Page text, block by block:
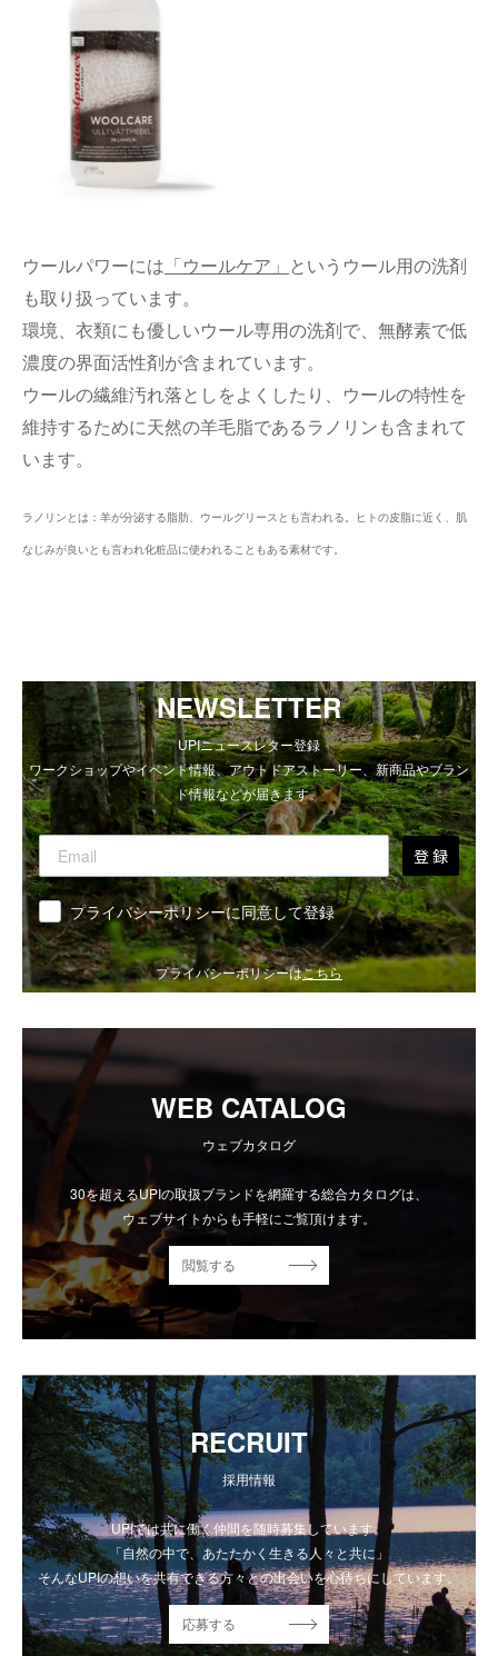
ウールパワーには 「ウールケア」 というウール用の洗剤
も取り扱っています。
環境、衣類にも優しいウール専用の洗剤で、無酵素で低
濃度の界面活性剤が含まれています。
ウールの繊維汚れ落としをよくしたり、ウールの特性を
維持するために天然の羊毛脂であるラノリンも含まれて
います。
ラノリンとは：羊が分泌する脂肪、ウールグリースとも言われる。ヒトの皮脂に近く、肌
なじみが良いとも言われ化粧品に使われることもある素材です。
NEWSLETTER
UPIニュースレター登録
ワークショップやイベント情報、アウトドアストーリー、新商品やブラン
ド情報などが届きます。
登 録
同意 プライバシーポリシーに同意して登録
プライバシーポリシーはこちら
WEB CATALOG
ウェブカタログ
30を超えるUPIの取扱ブランドを網羅する総合カタログは、
ウェブサイトからも手軽にご覧頂けます。
閲覧する
RECRUIT
採用情報
UPIでは共に働く仲間を随時募集しています。
「自然の中で、あたたかく生きる人々と共に」
そんなUPIの想いを共有できる方々との出会いを心待ちにしています。
応募する